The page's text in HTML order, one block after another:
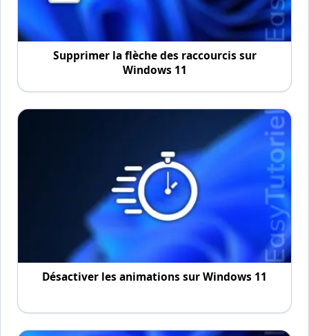
Supprimer la flèche des raccourcis sur
Windows 11
Désactiver les animations sur Windows 11